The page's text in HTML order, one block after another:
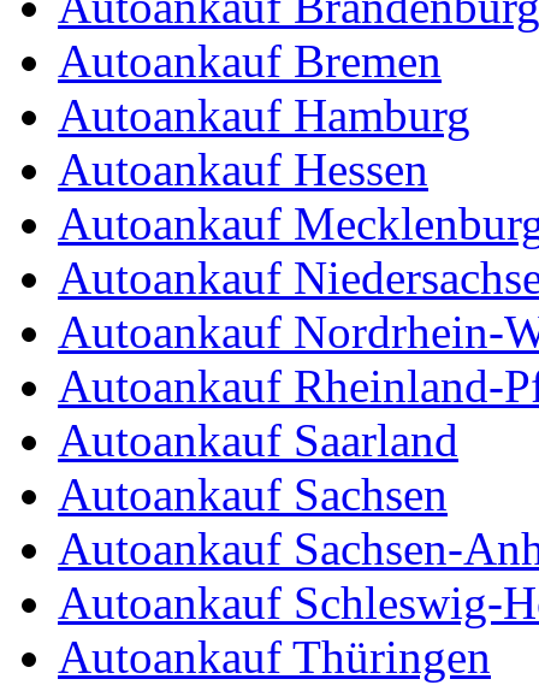
Autoankauf Bremen
Autoankauf Hamburg
Autoankauf Hessen
Autoankauf
Autoankauf
Autoankauf Nordrhein-
Autoankauf Rheinland-
Autoankauf Saarland
Autoankauf Sachsen
Autoankauf Sachsen-
Autoankauf Schleswig-
Autoankauf Thüringen